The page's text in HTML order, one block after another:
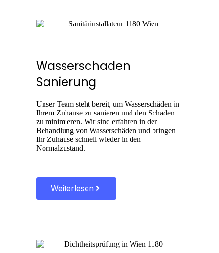
Wasserschaden
Sanierung
Unser Team steht bereit, um Wasserschäden in
Ihrem Zuhause zu sanieren und den Schaden
zu minimieren. Wir sind erfahren in der
Behandlung von Wasserschäden und bringen
Ihr Zuhause schnell wieder in den
Normalzustand.
Weiterlesen